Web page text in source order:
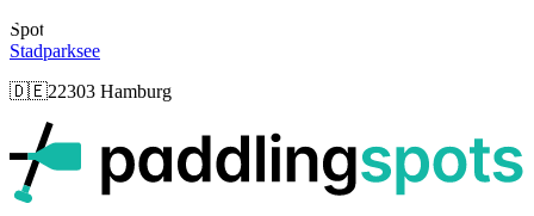
Spot
Stadparksee
🇩🇪22303 Hamburg